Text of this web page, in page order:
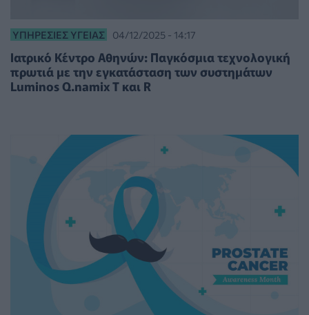
ΥΠΗΡΕΣΊΕΣ ΥΓΕΊΑΣ 04/12/2025 - 14:17
Ιατρικό Κέντρο Αθηνών: Παγκόσμια τεχνολογική
πρωτιά με την εγκατάσταση των συστημάτων
Luminos Q.namix T και R